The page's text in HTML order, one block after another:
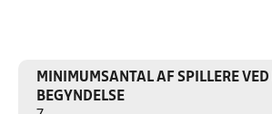
MINIMUMSANTAL AF SPILLERE
BEGYNDELSE